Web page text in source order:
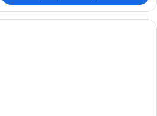
Uma sala de estar moderna com